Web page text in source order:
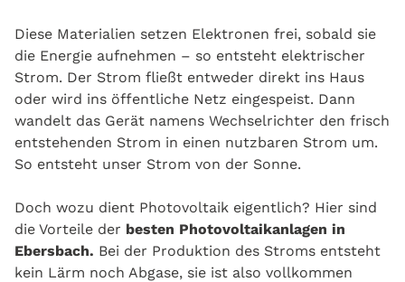
Diese Materialien setzen Elektronen frei, sobald sie
die Energie aufnehmen – so entsteht elektrischer
Strom. Der Strom fließt entweder direkt ins Haus
oder wird ins öffentliche Netz eingespeist. Dann
wandelt das Gerät namens Wechselrichter den frisch
entstehenden Strom in einen nutzbaren Strom um.
So entsteht unser Strom von der Sonne.
Doch wozu dient Photovoltaik eigentlich? Hier sind
die Vorteile der besten Photovoltaikanlagen in
Ebersbach. Bei der Produktion des Stroms entsteht
kein Lärm noch Abgase, sie ist also vollkommen